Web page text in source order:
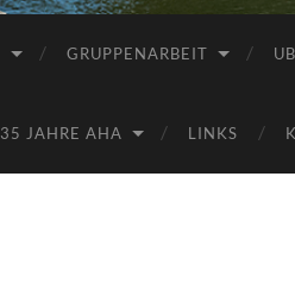
e.V.
GRUPPENARBEIT
35 JAHRE AHA LINKS